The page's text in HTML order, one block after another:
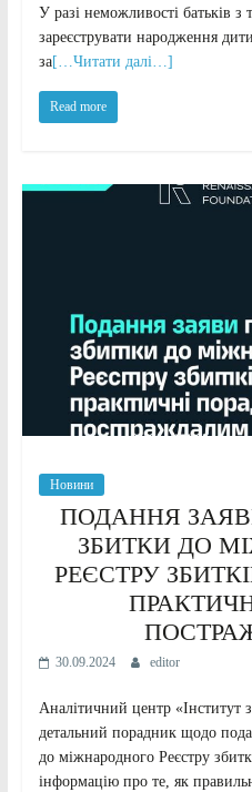
У разі неможливості батьків
зареєструвати народження
за[…Читати далі…]
Read more
Новини
ПОДАННЯ
ЗБИТКИ ДО
РЕЄСТРУ
30.09.2024 editor
Аналітичний центр «Інститут
детальний порадник щодо
до міжнародного Реєстру
інформацію про те, як